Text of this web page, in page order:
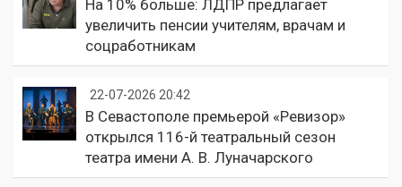
На 10% больше: ЛДПР предлагает
увеличить пенсии учителям, врачам и
соцработникам
22-07-2026 20:42
В Севастополе премьерой «Ревизор»
открылся 116-й театральный сезон
театра имени А. В. Луначарского